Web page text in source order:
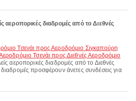
αεροπορικές διαδρομές από το Διεθνές
Τσενάι προς Αεροδρόμιο Σιγκαπούρη
Τσενάι προς Διεθνές Αεροδρόμιο
αεροπορικές διαδρομές από το Διεθνές
προσφέρουν άνετες συνδέσεις για